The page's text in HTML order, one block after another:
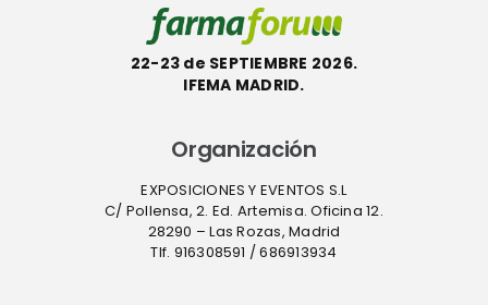
22-23 de SEPTIEMBRE 2026.
IFEMA MADRID.
Organización
EXPOSICIONES Y EVENTOS S.L
C/ Pollensa, 2. Ed. Artemisa. Oficina 12.
28290 – Las Rozas, Madrid
Tlf. 916308591 / 686913934